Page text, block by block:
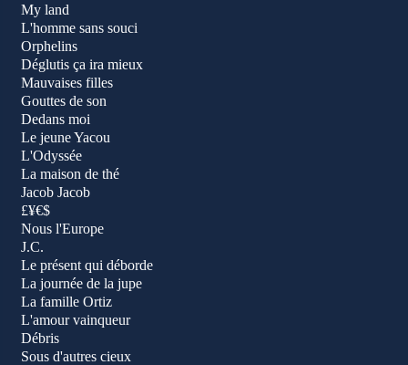
My land
L'homme sans souci
Orphelins
Déglutis ça ira mieux
Mauvaises filles
Gouttes de son
Dedans moi
Le jeune Yacou
L'Odyssée
La maison de thé
Jacob Jacob
£¥€$
Nous l'Europe
J.C.
Le présent qui déborde
La journée de la jupe
La famille Ortiz
L'amour vainqueur
Débris
Sous d'autres cieux